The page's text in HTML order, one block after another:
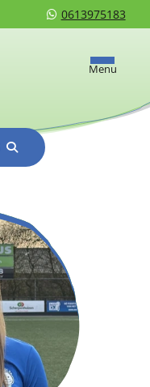
0613975183
Menu